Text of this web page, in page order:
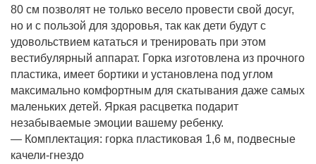
80 см позволят не только весело провести свой досуг,
но и с пользой для здоровья, так как дети будут с
удовольствием кататься и тренировать при этом
вестибулярный аппарат. Горка изготовлена из прочного
пластика, имеет бортики и установлена под углом
максимально комфортным для скатывания даже самых
маленьких детей. Яркая расцветка подарит
незабываемые эмоции вашему ребенку.
— Комплектация: горка пластиковая 1,6 м, подвесные
качели-гнездо